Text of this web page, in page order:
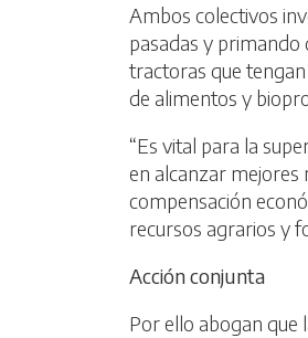
Ambos colectivos
pasadas y primando
tractoras que
de alimentos y
“Es vital para la
en alcanzar mejores
compensación
recursos agrarios y
Acción conjunta
Por ello abogan que